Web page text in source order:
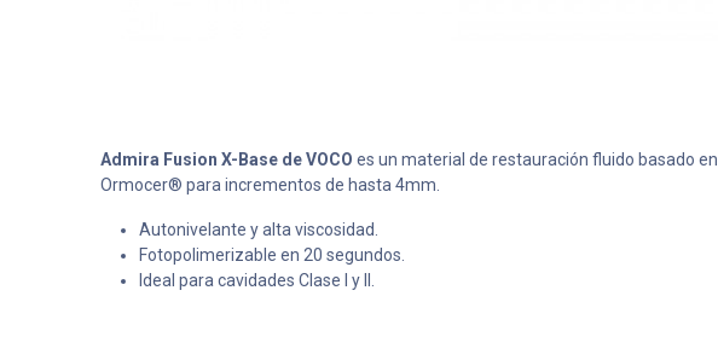
Admira Fusion X-Base de VOCO es un material de restauración fluido basado en
Ormocer® para incrementos de hasta 4mm.
Autonivelante y alta viscosidad.
Fotopolimerizable en 20 segundos.
Ideal para cavidades Clase I y II.